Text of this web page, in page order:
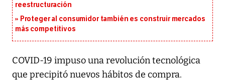
reestructuración
Proteger al consumidor también es construir mercados
más competitivos
COVID-19 impuso una revolución tecnológica
que precipitó nuevos hábitos de compra.